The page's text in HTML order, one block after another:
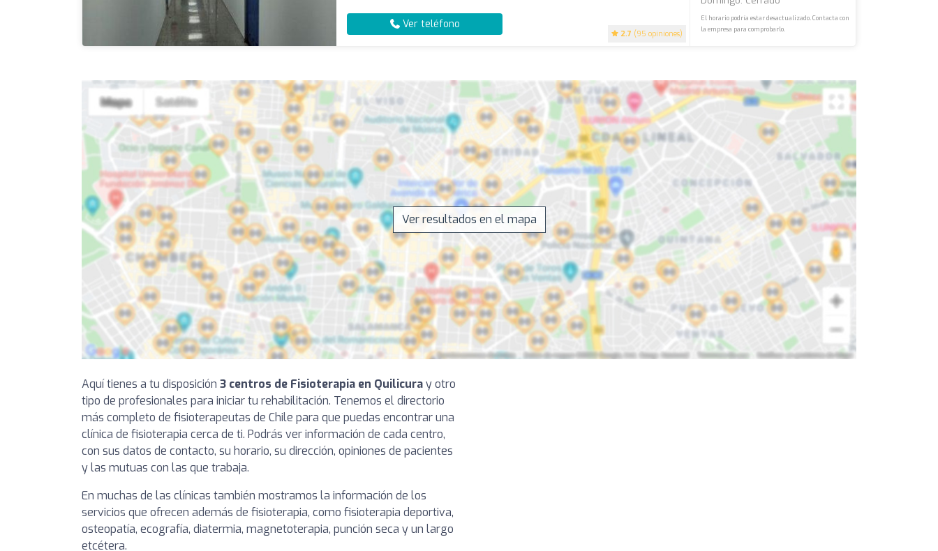
2.7 (95 opiniones)
Ver teléfono
El horario podría estar desactualizado. Contacta con
la empresa para comprobarlo.
Ver resultados en el mapa
Aquí tienes a tu disposición 3 centros de Fisioterapia en Quilicuray otro
tipo de profesionales para iniciar tu rehabilitación. Tenemos el directorio
más completo de fisioterapeutas de Chile para que puedas encontrar una
clínica de fisioterapia cerca de ti. Podrás ver información de cada centro,
con sus datos de contacto, su horario, su dirección, opiniones de pacientes
y las mutuas con las que trabaja.
En muchas de las clínicas también mostramos la información de los
servicios que ofrecen además de fisioterapia, como fisioterapia deportiva,
osteopatía, ecografía, diatermia, magnetoterapia, punción seca y un largo
etcétera.